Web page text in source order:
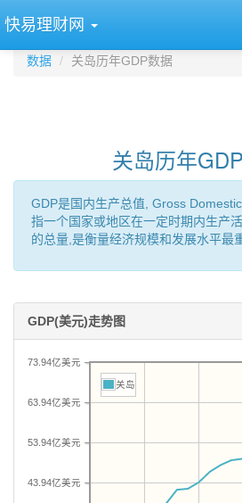
快易理财网
数据 关岛历年GDP数据
关岛历年
GDP是国内生产总值, Gross
指一个国家或地区在一定时期内生产
的总量,是衡量经济规模和发展水平最
GDP(美元)走势图
43.94亿美元
53.94亿美元
63.94亿美元
73.94亿美元
关岛